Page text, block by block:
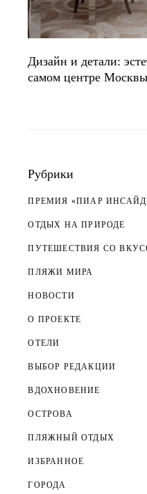
Дизайн и детали:
самом центре Москвы
Рубрики
ПРЕМИЯ «ПИАР
ОТДЫХ НА ПРИРОДЕ
ПУТЕШЕСТВИЯ СО
ПЛЯЖИ МИРА
НОВОСТИ
О ПРОЕКТЕ
ОТЕЛИ
ВЫБОР РЕДАКЦИИ
ВДОХНОВЕНИЕ
ОСТРОВА
ПЛЯЖНЫЙ ОТДЫХ
ИЗБРАННОЕ
ГОРОДА